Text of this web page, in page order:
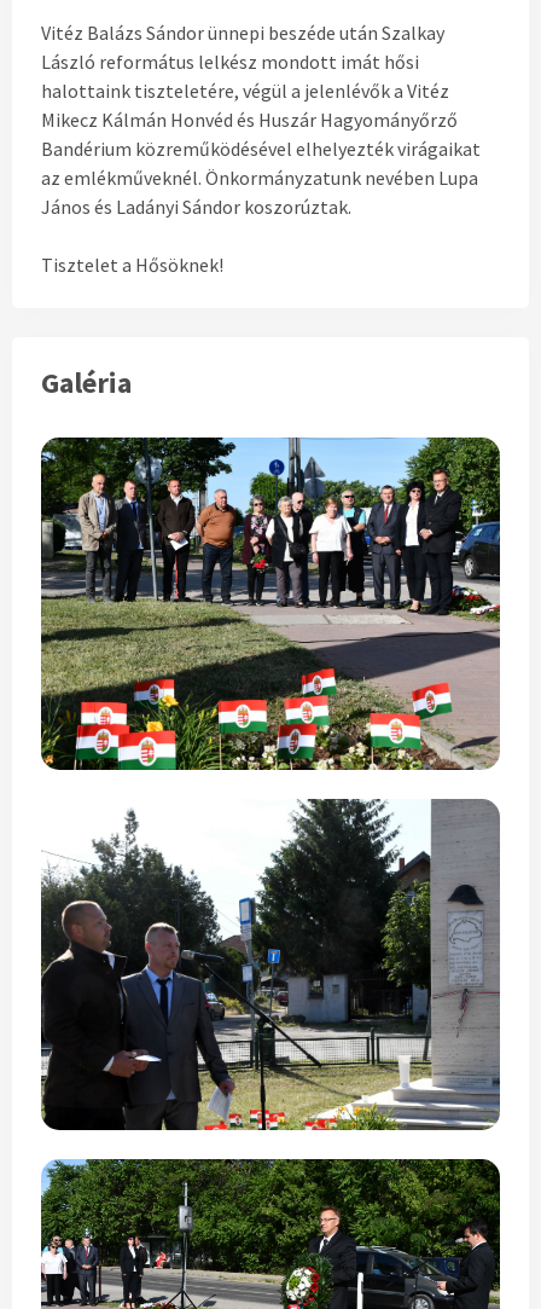
Vitéz Balázs Sándor ünnepi beszéde után Szalkay
László református lelkész mondott imát hősi
halottaink tiszteletére, végül a jelenlévők a Vitéz
Mikecz Kálmán Honvéd és Huszár Hagyományőrző
Bandérium közreműködésével elhelyezték virágaikat
az emlékműveknél. Önkormányzatunk nevében Lupa
János és Ladányi Sándor koszorúztak.
Tisztelet a Hősöknek!
Galéria